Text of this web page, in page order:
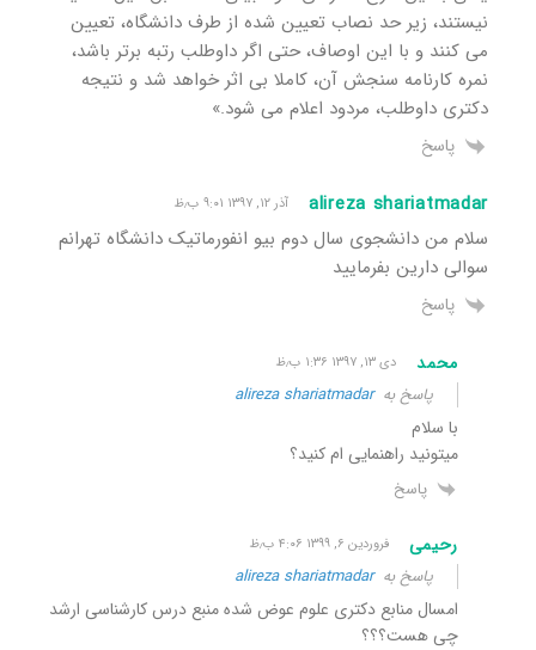
نیستند، زیر حد نصاب تعیین شده از طرف دانشگاه، تعیین
می کنند و با این اوصاف، حتی اگر داوطلب رتبه برتر باشد،
نمره کارنامه سنجش آن، کاملا بی اثر خواهد شد و نتیجه
دکتری داوطلب، مردود اعلام می شود.»
پاسخ
alireza shariatmadar آذر ۱۲, ۱۳۹۷ ۹:۰۱ ب٫ظ
سلام من دانشجوی سال دوم بیو انفورماتیک دانشگاه تهرانم
سوالی دارین بفرمایید
پاسخ
محمد دی ۱۳, ۱۳۹۷ ۱:۳۶ ب٫ظ
پاسخ بهalireza shariatmadar
با سلام
میتونید راهنمایی ام کنید؟
پاسخ
رحیمی فروردین ۶, ۱۳۹۹ ۴:۰۶ ب٫ظ
پاسخ بهalireza shariatmadar
امسال منابع دکتری علوم عوض شده منبع درس کارشناسی ارشد
چی هست؟؟؟